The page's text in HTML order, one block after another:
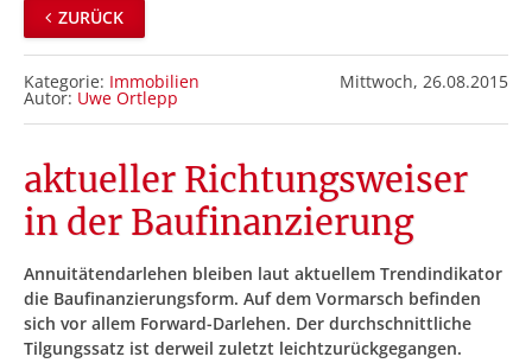
ZURÜCK
Mittwoch, 26.08.2015
Kategorie: Immobilien
Autor: Uwe Ortlepp
aktueller Richtungsweiser
in der Baufinanzierung
Annuitätendarlehen bleiben laut aktuellem Trendindikator
die Baufinanzierungsform. Auf dem Vormarsch befinden
sich vor allem Forward-Darlehen. Der durchschnittliche
Tilgungssatz ist derweil zuletzt leichtzurückgegangen.